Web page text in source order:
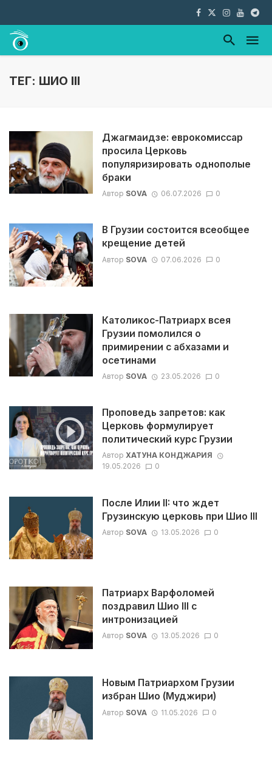
ТЕГ: ШИО III
Джагмаидзе: еврокомиссар
просила Церковь
популяризировать однополые
браки
Автор SOVA 06.07.2026 0
В Грузии состоится всеобщее
крещение детей
Автор SOVA 07.06.2026 0
Католикос-Патриарх всея
Грузии помолился о
примирении с абхазами и
осетинами
Автор SOVA 23.05.2026 0
Проповедь запретов: как
Церковь формулирует
политический курс Грузии
Автор ХАТУНА КОНДЖАРИЯ
19.05.2026
0
После Илии II: что ждет
Грузинскую церковь при Шио III
Автор SOVA 13.05.2026 0
Патриарх Варфоломей
поздравил Шио III с
интронизацией
Автор SOVA 13.05.2026 0
Новым Патриархом Грузии
избран Шио (Муджири)
Автор SOVA 11.05.2026 0